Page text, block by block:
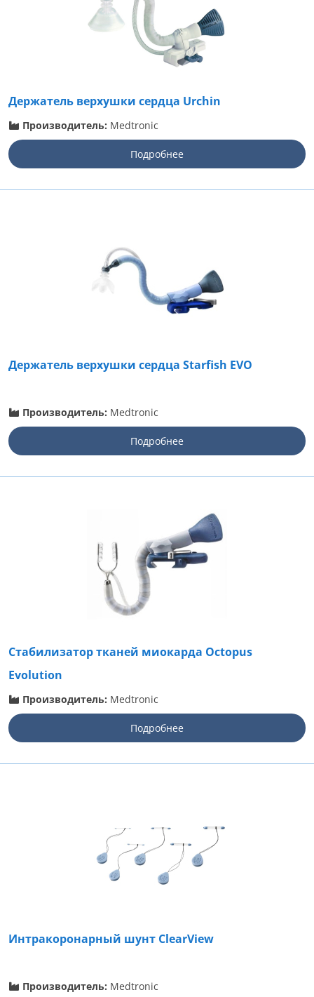
Держатель верхушки сердца Urchin
Производитель: Medtronic
Подробнее
Держатель верхушки сердца Starfish EVO
Производитель: Medtronic
Подробнее
Стабилизатор тканей миокарда Octopus
Evolution
Производитель: Medtronic
Подробнее
Интракоронарный шунт ClearView
Производитель: Medtronic